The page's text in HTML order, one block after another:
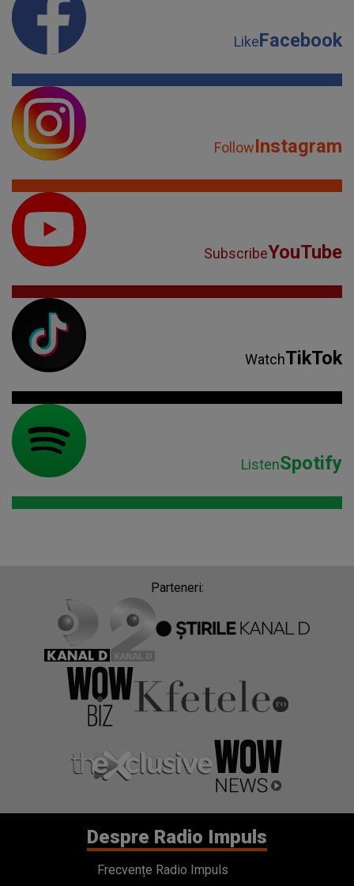
LikeFacebook
FollowInstagram
SubscribeYouTube
WatchTikTok
ListenSpotify
Parteneri:
Despre Radio Impuls
Frecvențe Radio Impuls